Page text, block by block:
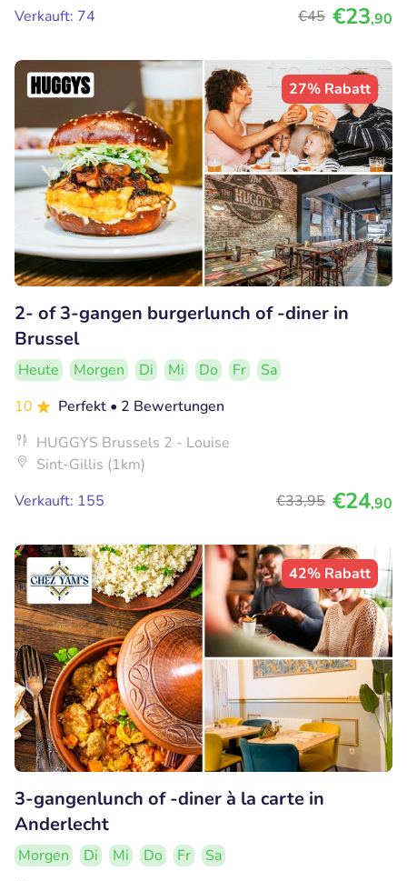
Verkauft: 74
€45 €23,90
27% Rabatt
2- of 3-gangen burgerlunch of -diner in
Brussel
Heute Morgen Di Mi Do Fr
Sa
10
Perfekt • 2 Bewertungen
HUGGYS Brussels 2 - Louise
Sint-Gillis (1km)
Verkauft: 155
€33,95 €24,90
42% Rabatt
3-gangenlunch of -diner à la carte in
Anderlecht
Morgen Di Mi Do Fr
Sa